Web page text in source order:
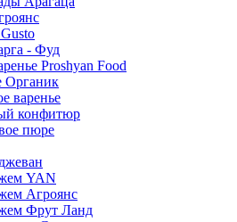
- Фуд
Proshyan Food
Органик
варенье
конфитюр
пюре
YAN
Агроянс
Фрут Ланд